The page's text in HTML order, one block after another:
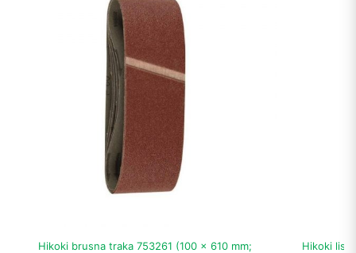
Hikoki brusna traka 753261 (100 x 610 mm;
Hikoki list